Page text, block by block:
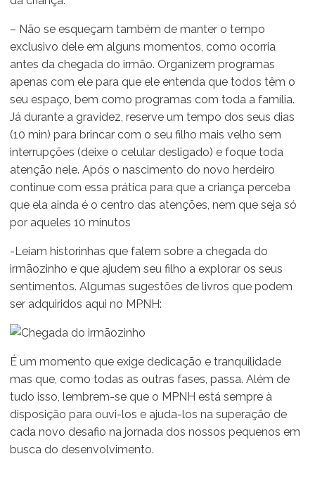
– Não se esqueçam também de manter o tempo
exclusivo dele em alguns momentos, como ocorria
antes da chegada do irmão. Organizem programas
apenas com ele para que ele entenda que todos têm o
seu espaço, bem como programas com toda a família.
Já durante a gravidez, reserve um tempo dos seus dias
(10 min) para brincar com o seu filho mais velho sem
interrupções (deixe o celular desligado) e foque toda
atenção nele. Após o nascimento do novo herdeiro
continue com essa prática para que a criança perceba
que ela ainda é o centro das atenções, nem que seja só
por aqueles 10 minutos
-Leiam historinhas que falem sobre a chegada do
irmãozinho e que ajudem seu filho a explorar os seus
sentimentos. Algumas sugestões de livros que podem
ser adquiridos aqui no MPNH:
É um momento que exige dedicação e tranquilidade
mas que, como todas as outras fases, passa. Além de
tudo isso, lembrem-se que o MPNH está sempre à
disposição para ouvi-los e ajuda-los na superação de
cada novo desafio na jornada dos nossos pequenos em
busca do desenvolvimento.